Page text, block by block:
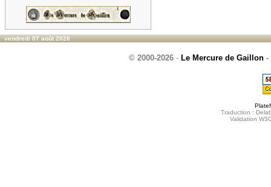
vendredi 07 août 2026
© 2000-2026 - Le Mercure de Gaillon -
Traduction :
Validation